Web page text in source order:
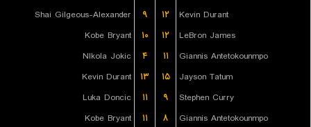
Shai Gilgeous-Alexander
۹ ۱۲
Kevin Durant
Kobe Bryant
۱۰ ۱۲
LeBron James
NIkola Jokic
۴ ۱۱
Giannis Antetokounmpo
Kevin Durant
۱۳ ۱۵
Jayson Tatum
Luka Doncic
۱۱ ۹
Stephen Curry
Kobe Bryant
۱۱ ۸
Giannis Antetokounmpo